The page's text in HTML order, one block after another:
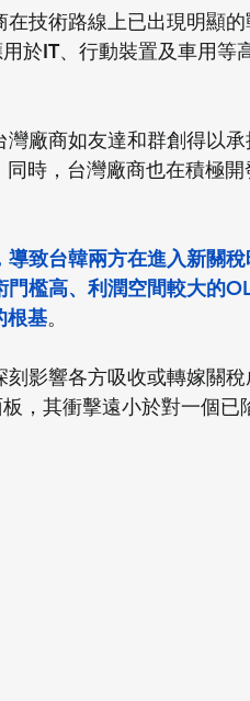
在技術路線上已出現明顯
於IT、行動裝置及車用
廠商如友達和群創得以
同時，台灣廠商也在積極
致台韓兩方在進入新關
門檻高、利潤空間較大的
根基。
影響各方吸收或轉嫁關
，其衝擊遠小於對一個已